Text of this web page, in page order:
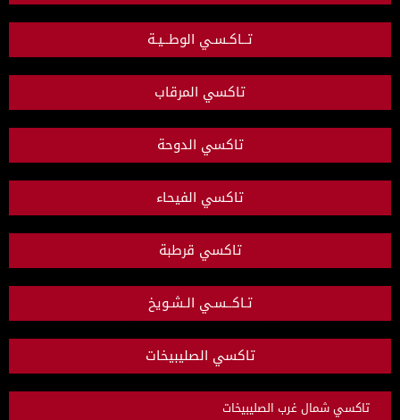
تــاكـسـي الوطــيـة
تاكسي المرقاب
تاكسي الدوحة
تاكسي الفيحاء
تاكسي قرطبة
تـاكــسـي الـشـويخ
تاكسي الصليبيخات
تاكسي شمال غرب الصليبيخات